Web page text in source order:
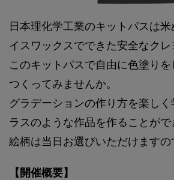
日本理化学工業のキットパスは
イスワックスでできた安全なクレ
このキットパスで自由に色塗り
つくってみませんか。
グラデーションの作り方を楽し
ラスのような作品を作ることがで
絵柄は当日お選びいただけますの
【開催概要】